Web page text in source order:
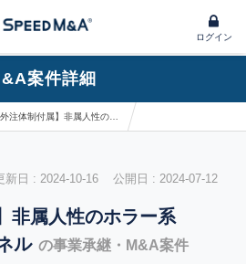
ログイン
案件詳細
新日 : 2024-10-16 公開日 : 2024-07-12
非属人性のホラー系
ル の事業承継・M&A案件